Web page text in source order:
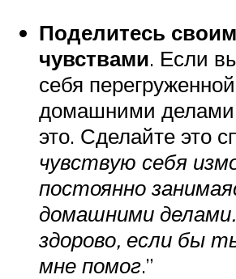
Поделитесь
чувствами. Если
себя перегруженной
домашними делами,
это. Сделайте это
чувствую себя
постоянно
домашними
здорово, если бы
мне помог.”